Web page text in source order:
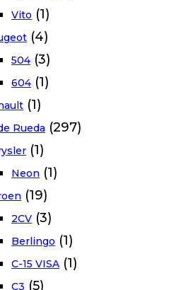
Vito (1)
(4)
504 (3)
604 (1)
(1)
Rueda (297)
(1)
Neon (1)
(19)
2CV (3)
Berlingo (1)
C-15 VISA (1)
C3 (5)